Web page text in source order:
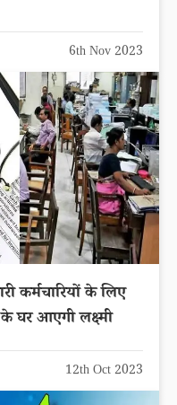
6th Nov 2023
कर्मचारियों के लिए
घर आएगी लक्ष्मी
12th Oct 2023